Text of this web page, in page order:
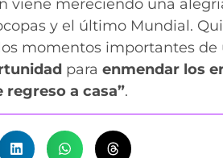
viene mereciendo una
y el último Mundial.
momentos importantes de
para enmendar los
a casa”.